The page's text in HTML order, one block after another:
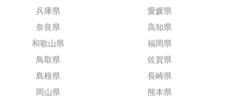
兵庫県
奈良県
和歌山県
鳥取県
島根県
岡山県
愛媛県
高知県
福岡県
佐賀県
長崎県
熊本県